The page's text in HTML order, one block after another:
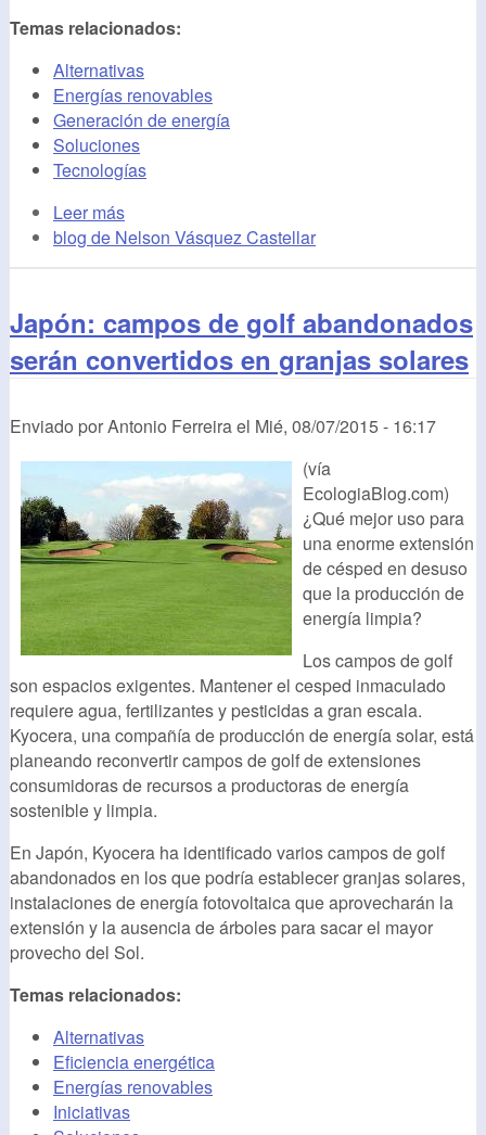
Temas relacionados:
Alternativas
Energías renovables
Generación de energía
Soluciones
Tecnologías
Leer más
blog de Nelson Vásquez Castellar
Japón: campos de golf abandonados
serán convertidos en granjas solares
Enviado porAntonio Ferreirael Mié, 08/07/2015 - 16:17
(vía
EcologiaBlog.com)
¿Qué mejor uso para
una enorme extensión
de césped en desuso
que la producción de
energía limpia?
Los campos de golf
son espacios exigentes. Mantener el cesped inmaculado
requiere agua, fertilizantes y pesticidas a gran escala.
Kyocera, una compañía de producción de energía solar, está
planeando reconvertir campos de golf de extensiones
consumidoras de recursos a productoras de energía
sostenible y limpia.
En Japón, Kyocera ha identificado varios campos de golf
abandonados en los que podría establecer granjas solares,
instalaciones de energía fotovoltaica que aprovecharán la
extensión y la ausencia de árboles para sacar el mayor
provecho del Sol.
Temas relacionados:
Alternativas
Eficiencia energética
Energías renovables
Iniciativas